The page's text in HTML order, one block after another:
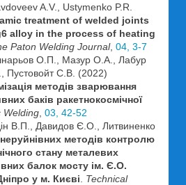
A.V., Ustymenko P.R.
treatment of welded joints
alloy in the process of heating
Paton Welding Journal, 04, 3-7
О.П., Мазур О.А., Лабур
Пустовойт С.В. (2022)
методів зварювання
баків ракетнокосмічної
Welding 03, 42-52
В.П., Давидов Є.О., Литвиненко
методів контролю
стану металевих
балок мосту ім. Є.О.
у м. Києві
Technical